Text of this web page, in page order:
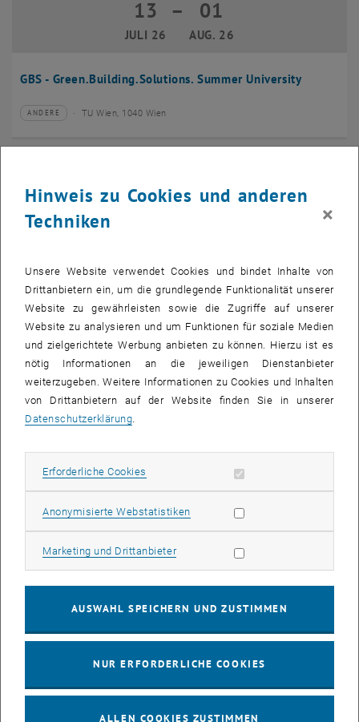
GBS - Green.Building.Solutions. Summer University
13
JULI 26
13 Juli 2026 bis 01 August 2026
– 01
AUG. 26
Veranstaltungstyp:
ANDERE
Veranstaltungsort:TU Wien, 1040 Wien
JULI 26 JULI 26
Veranstaltungstyp:
KONFERENZ
Veranstaltungsort:TU Wien, 1040 Wien
EMBA Online Info Session mit Dekan Prof. Dr. Wolfgang
28 Juli 2026
28
JULI 26
16:00-bis
17:00
INFORMATIONSVERANSTALTUNG Online, via Zoom
Info Session Learning Journey Turin
03
INFORMATIONSVERANSTALTUNG Online, Via Zoom
Hinweis zu Cookies und anderen
Techniken
×
Unsere Website verwendet Cookies und bindet Inhalte von
Drittanbietern ein, um die grundlegende Funktionalität unserer
Website zu gewährleisten sowie die Zugriffe auf unserer
Website zu analysieren und um Funktionen für soziale Medien
und zielgerichtete Werbung anbieten zu können. Hierzu ist es
nötig Informationen an die jeweiligen Dienstanbieter
weiterzugeben. Weitere Informationen zu Cookies und Inhalten
von Drittanbietern auf der Website finden Sie in unserer
Datenschutzerklärung
Erforderliche Cookies Erforderliche Cookies zulassen
Anonymisierte WebstatistikenStatistik Cookies zulassen
Marketing und DrittanbieterMarketing Cookies zulassen
AUSWAHL SPEICHERN UND ZUSTIMMEN
NUR ERFORDERLICHE COOKIES
ALLEN COOKIES ZUSTIMMEN